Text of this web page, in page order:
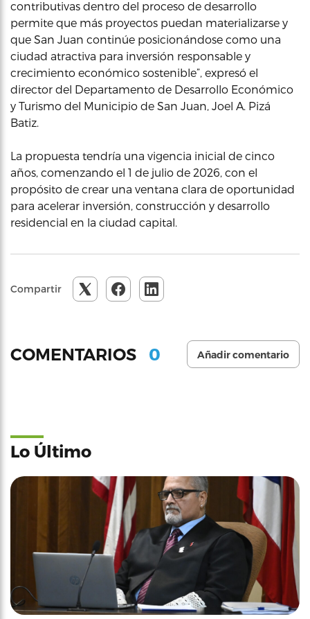
contributivas dentro del proceso de desarrollo
permite que más proyectos puedan materializarse y
que San Juan continúe posicionándose como una
ciudad atractiva para inversión responsable y
crecimiento económico sostenible”, expresó el
director del Departamento de Desarrollo Económico
y Turismo del Municipio de San Juan, Joel A. Pizá
Batiz.
La propuesta tendría una vigencia inicial de cinco
años, comenzando el 1 de julio de 2026, con el
propósito de crear una ventana clara de oportunidad
para acelerar inversión, construcción y desarrollo
residencial en la ciudad capital.
Compartir
COMENTARIOS 0 Añadir comentario
Lo Último